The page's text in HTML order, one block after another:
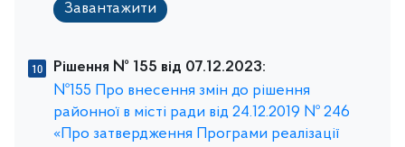
Завантажити
Рішення № 155 від 07.12.2023:
№155 Про внесення змін до рішення
районної в місті ради від 24.12.2019 № 246
«Про затвердження Програми реалізації